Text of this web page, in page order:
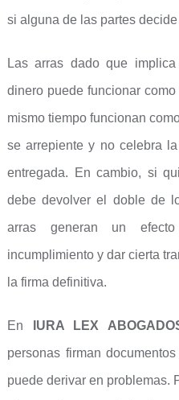
si alguna de las partes
Las arras dado que
dinero puede funcionar
mismo tiempo funcionan
se arrepiente y no celebra
entregada. En cambio, si
debe devolver el doble de
arras generan un
incumplimiento y dar cierta
la firma definitiva.
En IURA LEX
personas firman
puede derivar en problemas.